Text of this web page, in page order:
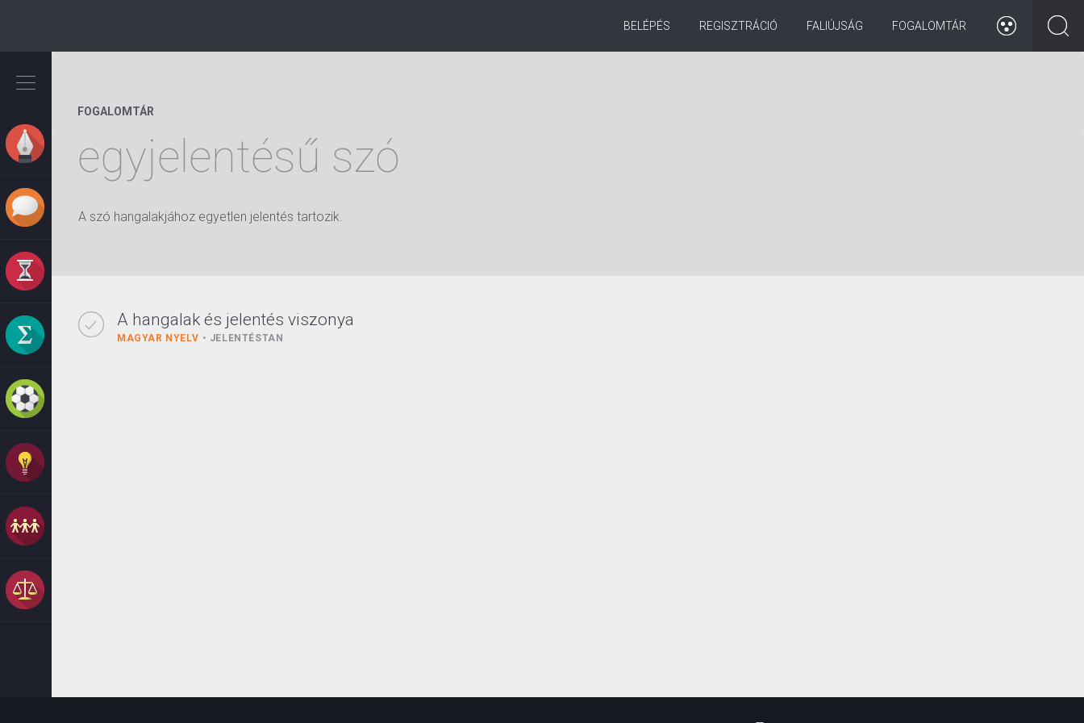
tartalomra
REGISZTRÁCIÓ FALIÚJSÁG FOGALOMTÁR
BELÉPÉS
FOGALOMTÁR
egyjelentésű szó
A szó hangalakjához egyetlen jelentés tartozik.
A hangalak és jelentés viszonya
MAGYAR NYELV JELENTÉSTAN